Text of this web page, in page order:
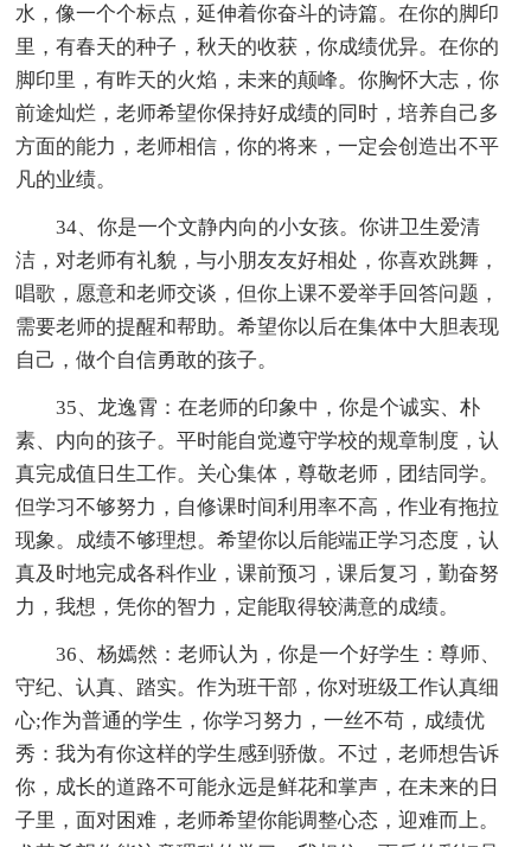
水，像一个个标点，延伸着你奋斗的诗篇。在你的脚印
里，有春天的种子，秋天的收获，你成绩优异。在你的
脚印里，有昨天的火焰，未来的颠峰。你胸怀大志，你
前途灿烂，老师希望你保持好成绩的同时，培养自己多
方面的能力，老师相信，你的将来，一定会创造出不平
凡的业绩。
34、你是一个文静内向的小女孩。你讲卫生爱清
洁，对老师有礼貌，与小朋友友好相处，你喜欢跳舞，
唱歌，愿意和老师交谈，但你上课不爱举手回答问题，
需要老师的提醒和帮助。希望你以后在集体中大胆表现
自己，做个自信勇敢的孩子。
35、龙逸霄：在老师的印象中，你是个诚实、朴
素、内向的孩子。平时能自觉遵守学校的规章制度，认
真完成值日生工作。关心集体，尊敬老师，团结同学。
但学习不够努力，自修课时间利用率不高，作业有拖拉
现象。成绩不够理想。希望你以后能端正学习态度，认
真及时地完成各科作业，课前预习，课后复习，勤奋努
力，我想，凭你的智力，定能取得较满意的成绩。
36、杨嫣然：老师认为，你是一个好学生：尊师、
守纪、认真、踏实。作为班干部，你对班级工作认真细
心;作为普通的学生，你学习努力，一丝不苟，成绩优
秀：我为有你这样的学生感到骄傲。不过，老师想告诉
你，成长的道路不可能永远是鲜花和掌声，在未来的日
子里，面对困难，老师希望你能调整心态，迎难而上。